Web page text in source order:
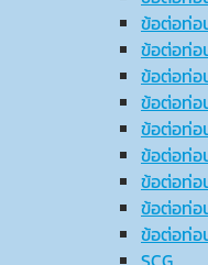
ข้อต่อท่อ
ข้อต่อท่อ
ข้อต่อท่อ
ข้อต่อท่อ
ข้อต่อท่อ
ข้อต่อท่อ
ข้อต่อท่อ
ข้อต่อท่อ
ข้อต่อท่